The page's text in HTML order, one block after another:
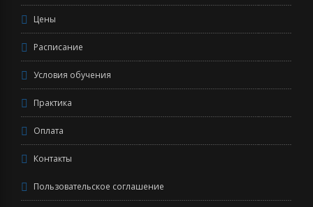
Цены
Расписание
Условия обучения
Практика
Оплата
Контакты
Пользовательское соглашение